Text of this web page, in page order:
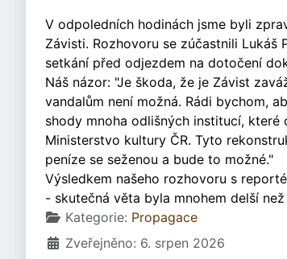
V odpoledních hodinách jsme byli
Závisti. Rozhovoru se zúčastnili
setkání před odjezdem na dotočení
Náš názor: "Je škoda, že je Závist
vandalům není možná. Rádi bychom,
shody mnoha odlišných institucí,
Ministerstvo kultury ČR. Tyto
peníze se seženou a bude to možné."
Výsledkem našeho rozhovoru s
- skutečná věta byla mnohem delší
Základní údaje
Kategorie: Propagace
Zveřejněno: 6. srpen 2026